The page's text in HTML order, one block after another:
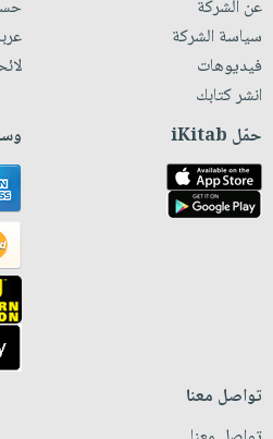
عن الشركة
سياسة الشركة
فيديوهات
انشر كتابك
حمّل iKitab
تواصل معنا